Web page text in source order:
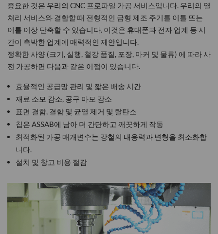
중요한 것은 우리의 CNC 프로파일 가공 서비스입니다. 우리의 열
처리 서비스와 결합할 때 전형적인 금형 제조 주기를 이틀 또는
이틀 이상 단축할 수 있습니다. 이것은 휴대폰과 전자 업계 등 시
간이 촉박한 업계에 매력적인 제안입니다.
정확한 사양 (크기, 실행, 철강 품질, 포장, 마커 및 물류) 에 따라 사
전 가공하면 다음과 같은 이점이 있습니다.
효율적인 공급망 관리 및 짧은 배송 시간
재료 소모 감소, 공구 마모 감소
표면 결함, 결함 및 균열 제거 및 탈탄소
칩은 ASSAB에 남아 더 간단하고 깨끗하게 작동
최적화된 가공 매개변수는 강철의 내응력과 변형을 최소화합
니다.
설치 및 창고 비용 절감